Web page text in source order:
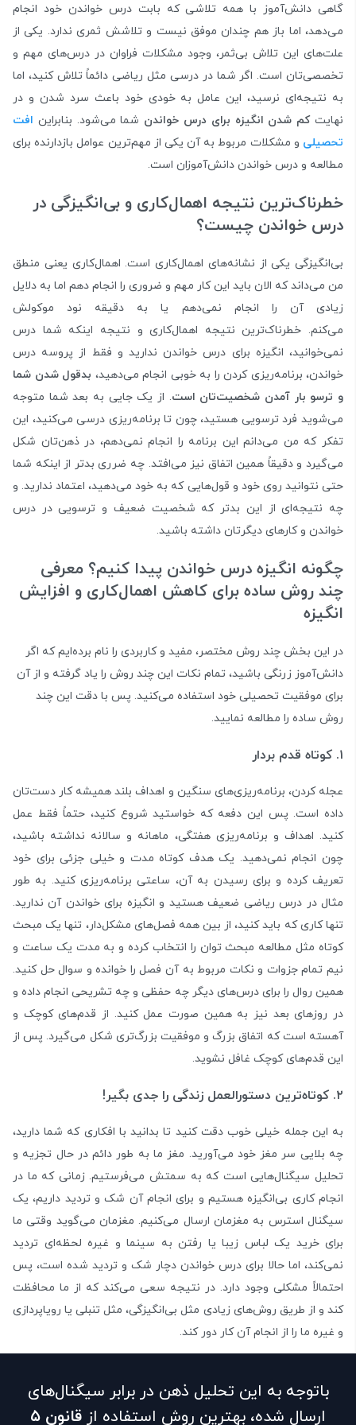
گاهی دانش‌آموز با همه تلاشی که بابت درس خواندن خود انجام
می‌دهد، اما باز هم چندان موفق نیست و تلاشش ثمری ندارد. یکی از
علت‌های این تلاش بی‌ثمر، وجود مشکلات فراوان در درس‌های مهم و
تخصصی‌‌تان است. اگر شما در درسی مثل ریاضی دائماً تلاش کنید، اما
به نتیجه‌ای نرسید، این عامل به خودی خود باعث سرد شدن و در
نهایتکم شدن انگیزه برای درس خواندن شما می‌شود. بنابراین افت
تحصیلی و مشکلات مربوط به آن یکی از مهم‌ترین عوامل بازدارنده برای
مطالعه و درس خواندن دانش‌آموزان است.
خطرناک‌ترین نتیجه‌ اهمال‌کاری و بی‌انگیزگی در
درس خواندن چیست؟
بی‌انگیزگی یکی از نشانه‌های اهمال‌کاری است. اهمال‌کاری یعنی منطق
من می‌داند که الان باید این کار مهم و ضروری را انجام دهم اما به دلایل
زیادی آن را انجام نمی‌دهم یا به دقیقه نود موکولش
می‌کنم. خطرناک‌ترین نتیجه‌ اهمال‌کاری و نتیجه اینکه شما درس
نمی‌خوانید، انگیزه برای درس خواندن ندارید و فقط از پروسه درس
خواندن، برنامه‌ریزی کردن را به خوبی انجام می‌دهید، بدقول شدن شما
و ترسو بار آمدن شخصیت‌تان است. از یک جایی به بعد شما متوجه
می‌شوید فرد ترسویی هستید، چون تا برنامه‌ریزی درسی می‌کنید، این
تفکر که من می‌دانم این برنامه را انجام نمی‌دهم، در ذهن‌تان شکل
می‌گیرد و دقیقاً همین اتفاق نیز می‌افتد. چه ضرری بدتر از اینکه شما
حتی نتوانید روی خود و قول‌هایی که به خود می‌دهید، اعتماد ندارید. و
چه نتیجه‌ای از این بدتر که شخصیت ضعیف و ترسویی در درس
خواندن و کارهای دیگرتان داشته باشید.
چگونه انگیزه درس خواندن پیدا کنیم؟ معرفی
چند روش ساده برای کاهش اهمال‌کاری و افزایش
انگیزه
در این بخش چند روش مختصر، مفید و کاربردی را نام برده‌ایم که اگر
دانش‌آموز زرنگی باشید، تمام نکات این چند روش را یاد گرفته و از آن
برای موفقیت تحصیلی خود استفاده می‌کنید. پس با دقت این چند
روش ساده را مطالعه نمایید.
۱. کوتاه قدم بردار
عجله کردن، برنامه‌ریزی‌های سنگین و اهداف بلند همیشه کار دست‌تان
داده است. پس این دفعه که خواستید شروع کنید، حتماً فقط عمل
کنید. اهداف و برنامه‌ریزی هفتگی، ماهانه و سالانه نداشته باشید،
چون انجام نمی‌دهید. یک هدف کوتاه مدت و خیلی جزئی برای خود
تعریف کرده و برای رسیدن به آن، ساعتی برنامه‌ریزی کنید. به طور
مثال در درس ریاضی ضعیف هستید و انگیزه برای خواندن آن ندارید.
تنها کاری که باید کنید، از بین همه فصل‌های مشکل‌دار،‌ تنها یک مبحث
کوتاه مثل مطالعه مبحث توان را انتخاب کرده و به مدت یک ساعت و
نیم تمام جزوات و نکات مربوط به آن فصل را خوانده و سوال حل کنید.
همین روال را برای درس‌های دیگر چه حفظی و چه تشریحی انجام داده و
در روزهای بعد نیز به همین صورت عمل کنید. از قدم‌های کوچک و
آهسته است که اتفاق بزرگ و موفقیت بزرگ‌تری شکل می‌گیرد. پس از
این قدم‌های کوچک غافل نشوید.
۲. کوتاه‌ترین دستورالعمل زندگی‌ را جدی بگیر!
به این جمله خیلی خوب دقت کنید تا بدانید با افکاری که شما دارید،
چه بلایی سر مغز‌ خود می‌آورید. مغز ما به طور دائم در حال تجزیه و
تحلیل سیگنال‌هایی است که به سمتش می‌فرستیم. زمانی که ما در
انجام کاری بی‌انگیزه هستیم و برای انجام آن شک و تردید داریم، یک
سیگنال استرس به مغزمان ارسال می‌کنیم. مغزمان می‌گوید وقتی ما
برای خرید یک لباس زیبا یا رفتن به سینما و غیره لحظه‌ای تردید
نمی‌کند، اما حالا برای درس خواندن دچار شک و تردید شده است، پس
احتمالاً مشکلی وجود دارد. در نتیجه سعی می‌کند که از ما محافظت
کند و از طریق روش‌های زیادی مثل بی‌انگیزگی، مثل تنبلی یا رویاپردازی
و غیره ما را از انجام آن کار دور کند.
باتوجه به این تحلیل ذهن در برابر سیگنال‌های
ارسال شده، بهترین روش استفاده از
قانون ۵